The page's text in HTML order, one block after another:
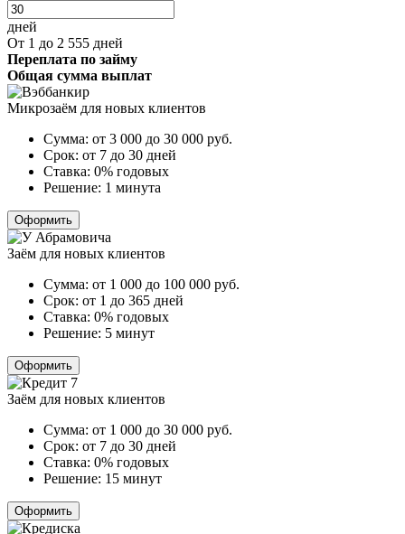
дней
От 1 до 2 555 дней
Переплата по займу
Общая сумма выплат
Микрозаём для новых клиентов
Сумма: от 3 000 до 30 000 руб.
Срок: от 7 до 30 дней
Ставка: 0% годовых
Решение: 1 минута
Оформить
Заём для новых клиентов
Сумма: от 1 000 до 100 000 руб.
Срок: от 1 до 365 дней
Ставка: 0% годовых
Решение: 5 минут
Оформить
Заём для новых клиентов
Сумма: от 1 000 до 30 000 руб.
Срок: от 7 до 30 дней
Ставка: 0% годовых
Решение: 15 минут
Оформить